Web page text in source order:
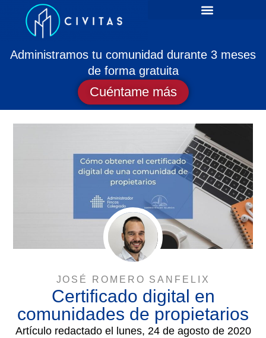
Administramos tu comunidad durante 3 meses
de forma gratuita
Cuéntame más
JOSÉ ROMERO SANFELIX
Certificado digital en
comunidades de propietarios
Artículo redactado el lunes, 24 de agosto de 2020